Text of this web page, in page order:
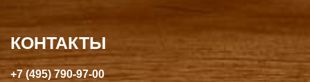
КОНТАКТЫ
+7 (495) 790-97-00